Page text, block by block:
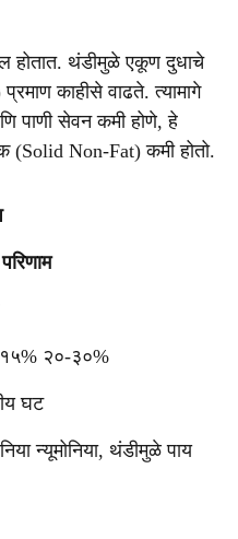
होतात. थंडीमुळे एकूण दुधाचे
काहीसे वाढते. त्यामागे
पाणी सेवन कमी होणे, हे
(Solid Non-Fat) कमी होतो.
१५% २०-३०%
घट
न्यूमोनिया, थंडीमुळे पाय